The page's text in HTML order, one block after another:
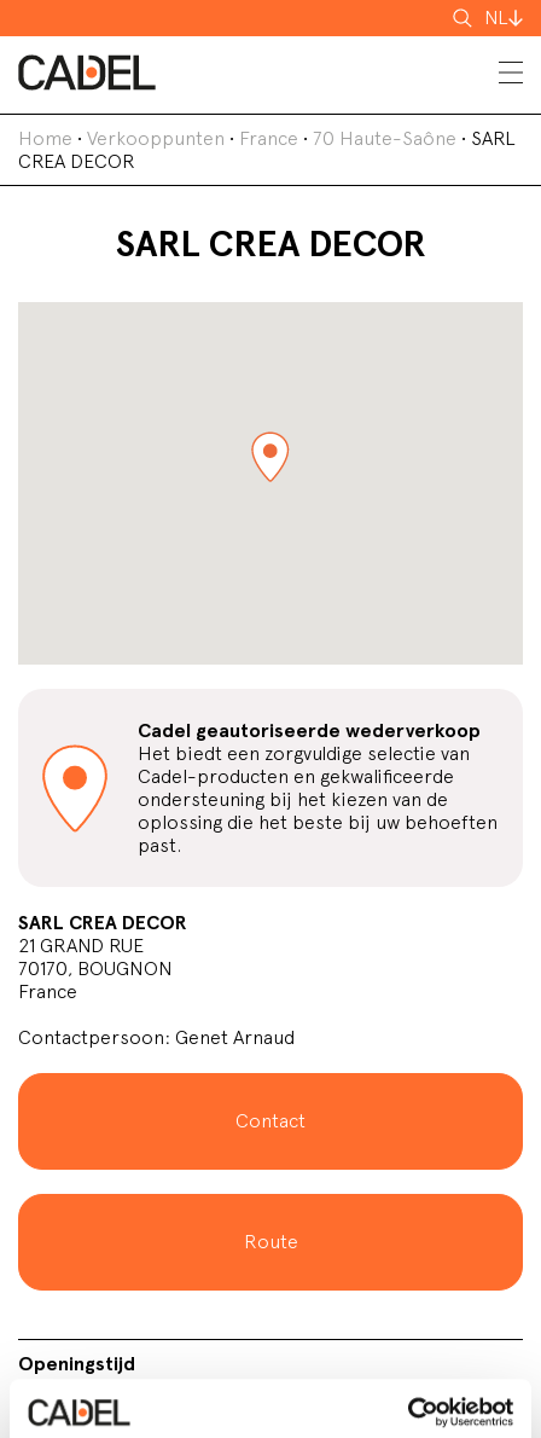
Zoeken
NL
Home • Verkooppunten • France • 70 Haute-Saône • SARL
CREA DECOR
SARL CREA DECOR
Cadel geautoriseerde wederverkoop
Het biedt een zorgvuldige selectie van
Cadel-producten en gekwalificeerde
ondersteuning bij het kiezen van de
oplossing die het beste bij uw behoeften
past.
SARL CREA DECOR
21 GRAND RUE
70170, BOUGNON
France
Contactpersoon: Genet Arnaud
Contact
Route
Openingstijd
Maandag
08:30 - 12:00 / 13:30 - 17:00
Dinsdag
08:30 - 12:00 / 13:30 - 17:00